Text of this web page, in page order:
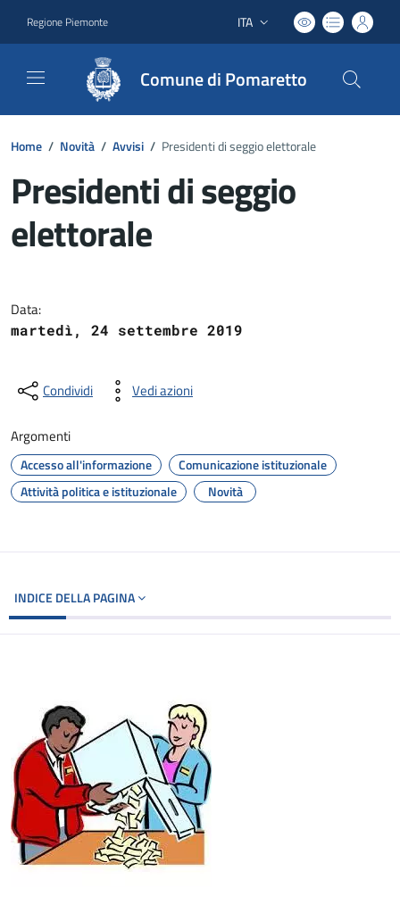
Regione Piemonte Lingua attiva:
ITA
Comune di Pomaretto
Home / Novità / Avvisi / Presidenti di seggio elettorale
Presidenti di seggio
elettorale
Data:
martedì, 24 settembre 2019
Condividi Vedi azioni
Argomenti
Accesso all'informazione
Comunicazione istituzionale
Attività politica e istituzionale
Novità
INDICE DELLA PAGINA